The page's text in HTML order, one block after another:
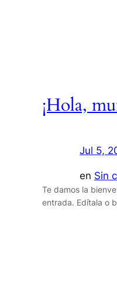
¡Hola,
Jul 5,
en Sin
Te damos la
entrada. Edítala o